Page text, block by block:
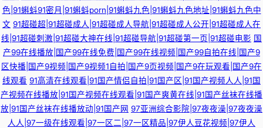
色|91蝌蚪91密月|91蝌蚪porn|91蝌蚪九色|91蝌蚪九色地址|91蝌蚪九色中
文 91超碰超|91超碰成人|91超碰成人导航|91超碰成人公开|91超碰成人在
线|91超碰刺激|91超碰大神在线|91超碰导航|91超碰第一页|91超碰电影 国
产99在线播放|国产99在线免费|国产99在线视频|国产99自拍在线|国产9
区快播|国产9视频|国产9视频1自拍|国产9页视频|国产9在玩观看|国产9在
线观看 91高清在线观看|91国产情侣自拍|91国产区|91国产视频人人|91国
产视频在线播放|91国产视频在线观看|91国产爽黄在线|91国产丝袜在线播
放|91国产丝袜在线播放动|91国产网 97亚洲综合影院|97夜夜澡|97夜夜澡
人人|97一级在线观看|97一区二|97一区精品|97伊人豆花视频|97伊人